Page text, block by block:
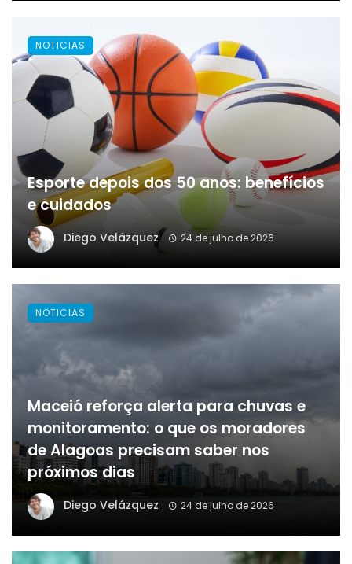
Esporte depois dos 50 anos: benefícios
e cuidados
Diego Velázquez 24 de julho de 2026
NOTICIAS
Maceió reforça alerta para chuvas e
monitoramento: o que os moradores
de Alagoas precisam saber nos
próximos dias
Diego Velázquez 24 de julho de 2026
NOTICIAS